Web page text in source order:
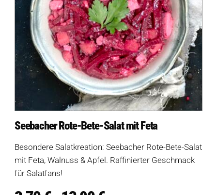
Seebacher Rote-Bete-Salat mit Feta
Besondere Salatkreation: Seebacher Rote-Bete-Salat
mit Feta, Walnuss & Apfel. Raffinierter Geschmack
für Salatfans!